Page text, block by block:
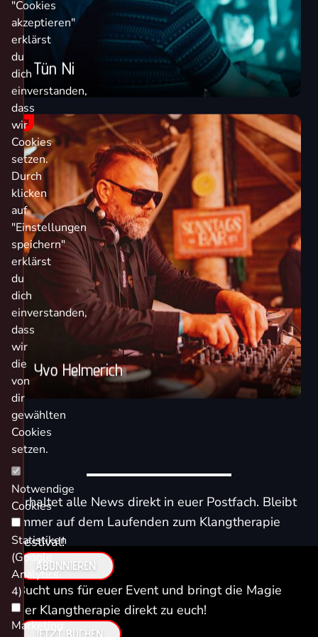
Tün Ni
Yvo Helmerich
DJ
Erhaltet alle News direkt in euer Postfach. Bleibt
immer auf dem Laufenden zum Klangtherapie
Festival!
ABONNIEREN
Bucht uns für euer Event und bringt die Magie
der Klangtherapie direkt zu euch!
JETZT BUCHEN
"Cookies
akzeptieren"
erklärst
du
dich
einverstanden,
dass
wir
Cookies
setzen.
Durch
klicken
auf
"Einstellungen
speichern"
erklärst
du
dich
einverstanden,
dass
wir
die
von
dir
gewählten
Cookies
setzen.
Notwendige
Cookies
Statistiken
(Google
Analytics
4)
Marketing